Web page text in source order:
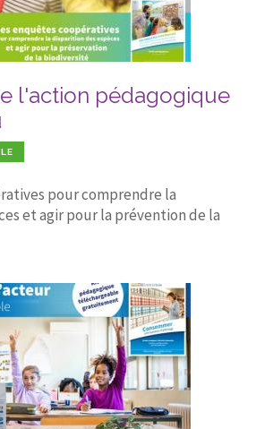
l'action pédagogique
pour comprendre la
et agir pour la prévention de la